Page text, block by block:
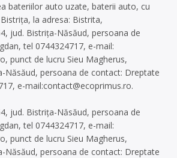
bateriilor auto uzate, baterii auto, cu
la adresa: Bistrita,
jud. Bistrița-Năsăud, persoana de
tel 0744324717, e-mail:
, punct de lucru Sieu Magherus,
Năsăud, persoana de contact: Dreptate
e-mail:contact@ecoprimus.ro.
jud. Bistrița-Năsăud, persoana de
tel 0744324717, e-mail:
, punct de lucru Sieu Magherus,
Năsăud, persoana de contact: Dreptate